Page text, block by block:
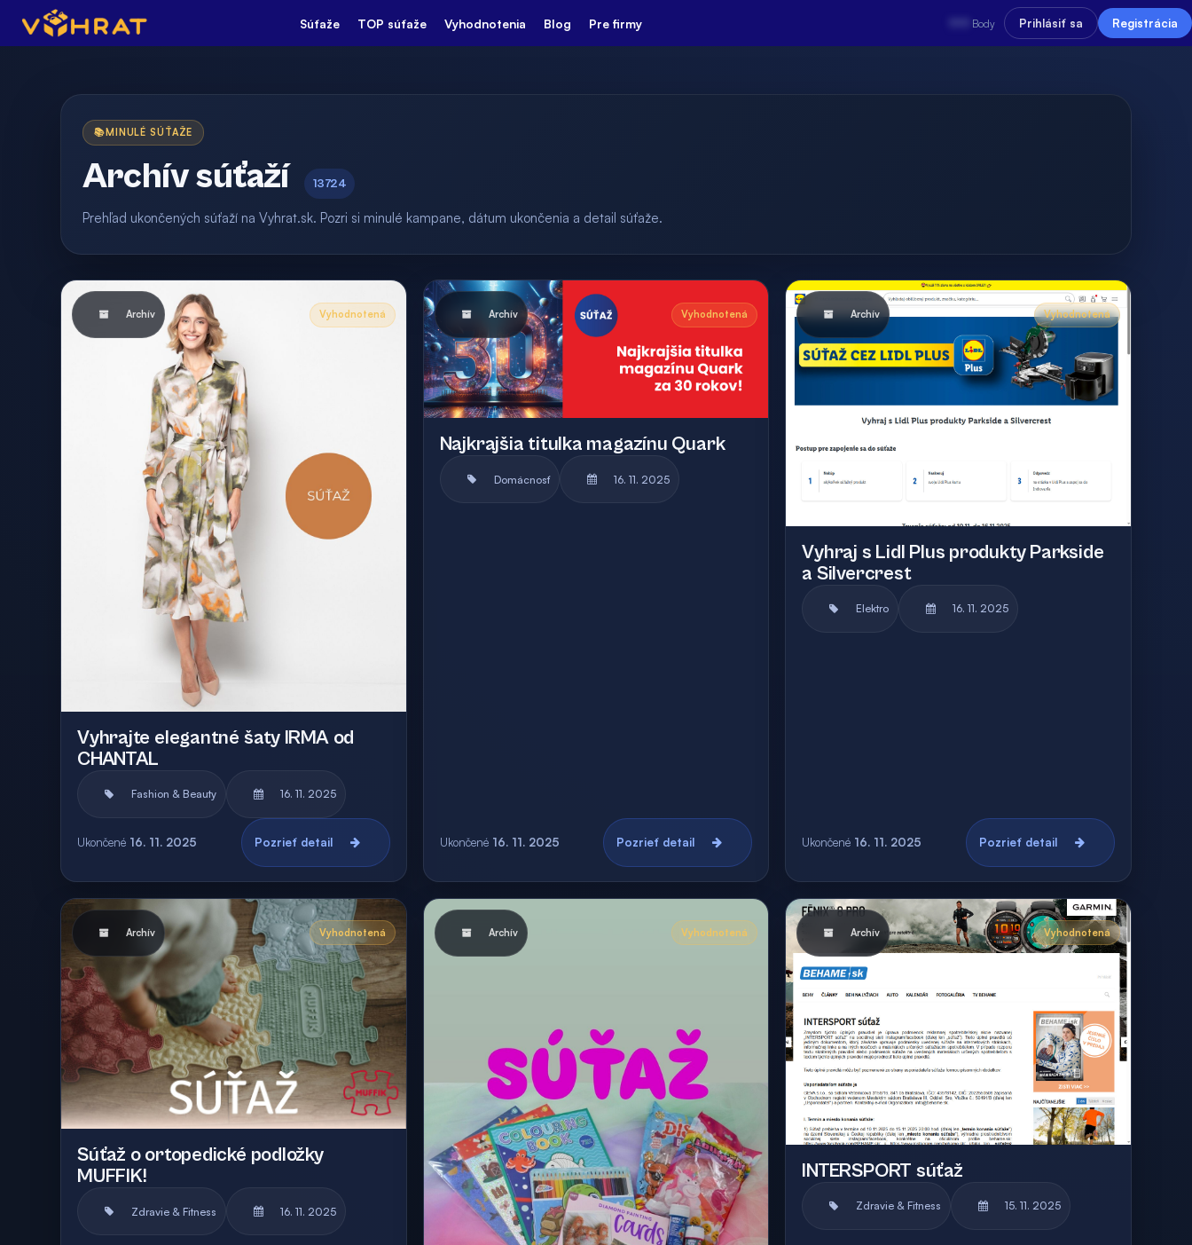
Súťaže TOP súťaže Vyhodnotenia Blog Pre firmy Body Prihlásiť sa Registrácia
📚 MINULÉ SÚŤAŽE
Archív súťaží 13724
Prehľad ukončených súťaží na Vyhrat.sk. Pozri si minulé kampane, dátum ukončenia a detail súťaže.
Archív Vyhodnotená
Vyhrajte elegantné šaty IRMA od
CHANTAL
Fashion & Beauty 16. 11. 2025
Ukončené 16. 11. 2025 Pozrieť detail
Archív Vyhodnotená
Najkrajšia titulka magazínu Quark
Domácnosť 16. 11. 2025
Ukončené 16. 11. 2025 Pozrieť detail
Archív Vyhodnotená
Vyhraj s Lidl Plus produkty Parkside
a Silvercrest
Elektro 16. 11. 2025
Ukončené 16. 11. 2025 Pozrieť detail
Archív Vyhodnotená
Súťaž o ortopedické podložky
MUFFIK!
Zdravie & Fitness 16. 11. 2025
Archív Vyhodnotená Archív Vyhodnotená
INTERSPORT súťaž
Zdravie & Fitness 15. 11. 2025